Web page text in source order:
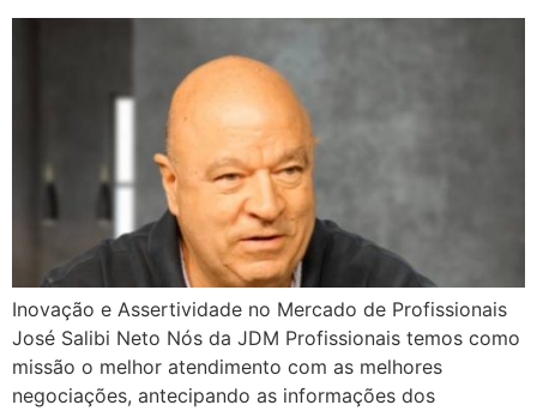
Inovação e Assertividade no Mercado de Profissionais
José Salibi Neto Nós da JDM Profissionais temos como
missão o melhor atendimento com as melhores
negociações, antecipando as informações dos